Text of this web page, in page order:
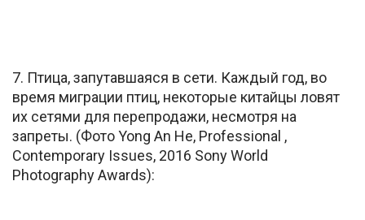
7. Птица, запутавшаяся в сети. Каждый год, во
время миграции птиц, некоторые китайцы ловят
их сетями для перепродажи, несмотря на
запреты. (Фото Yong An He, Professional ,
Contemporary Issues, 2016 Sony World
Photography Awards):